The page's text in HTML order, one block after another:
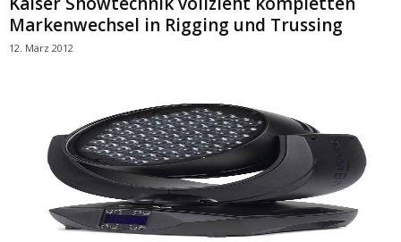
Markenwechsel in Rigging und Trussing
12. März 2012